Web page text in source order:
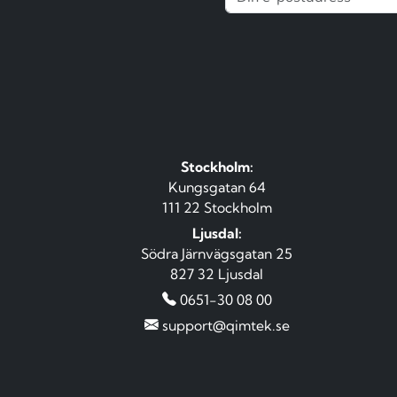
Stockholm:
Kungsgatan 64
111 22 Stockholm
Ljusdal:
Södra Järnvägsgatan 25
827 32 Ljusdal
0651-30 08 00
support@qimtek.se